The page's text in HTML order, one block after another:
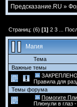
Предсказание.RU »
Страниц: (6) [1] 2 3
Магия
Тема
Важные темы
Правила для
Темы форума
Помогите
Плюнули в глаз